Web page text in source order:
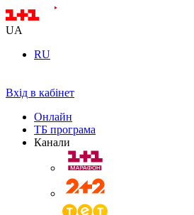
UA
RU
Вхід в кабінет
Онлайн
ТБ програма
Канали